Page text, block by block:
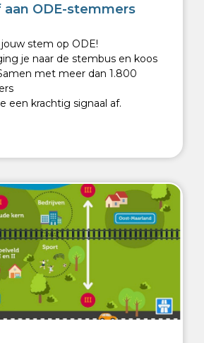
aan ODE-stemmers
stem op ODE!
je naar de stembus en koos
met meer dan 1.800
een krachtig signaal af.